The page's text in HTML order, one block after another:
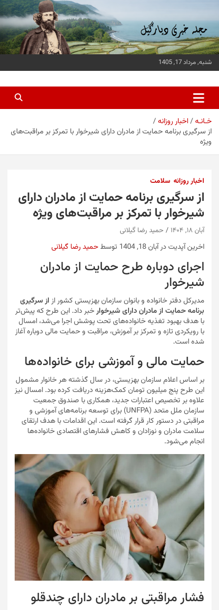
بروید
شنبه, مرداد 17, 1405
پایگاه خبری دیارگیل
جدیدترین اخبار استان گیلان
خـانـه
اخبار روزانه
از سرگیری برنامه حمایت از مادران دارای شیرخوار با تمرکز بر مراقبت‌های
ویژه
اخبار روزانه سلامت
از سرگیری برنامه حمایت از مادران دارای
شیرخوار با تمرکز بر مراقبت‌های ویژه
آبان ۱۸, ۱۴۰۴ حمید رضا گیلانی
اخرین آپدیت در آبان 18, 1404 توسط حمید رضا گیلانی
اجرای دوباره طرح حمایت از مادران
شیرخوار
مدیرکل دفتر خانواده و بانوان سازمان بهزیستی کشور از از سرگیری
برنامه حمایت از مادران دارای شیرخوارخبر داد. این طرح که پیش‌تر
با هدف بهبود تغذیه خانواده‌های تحت پوشش اجرا می‌شد، امسال
با رویکردی تازه و تمرکز بر آموزش، مراقبت و حمایت مالی دوباره آغاز
شده است.
حمایت مالی و آموزشی برای خانواده‌ها
بر اساس اعلام سازمان بهزیستی، در سال گذشته هر خانوار مشمول
این طرح پنج میلیون تومان کمک‌هزینه دریافت کرده بود. امسال نیز
علاوه بر تخصیص اعتبارات جدید، همکاری با صندوق جمعیت
سازمان ملل متحد (UNFPA) برای توسعه برنامه‌های آموزشی و
مراقبتی در دستور کار قرار گرفته است. این اقدامات با هدف ارتقای
سلامت مادران و نوزادان و کاهش فشارهای اقتصادی خانواده‌ها
انجام می‌شود.
فشار مراقبتی بر مادران دارای چندقلو